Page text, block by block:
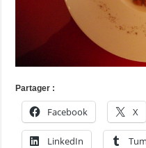
Partager :
Facebook X
LinkedIn